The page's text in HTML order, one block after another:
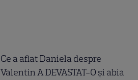
Ce a aflat Daniela despre
Valentin A DEVASTAT-O și abia